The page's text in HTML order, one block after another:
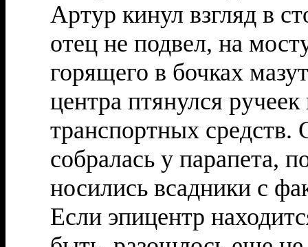
Артур кинул взгляд в
отец не подвел, на
горящего в бочках
центра птянулся
транспортных
собралась у парапета,
носились всадники с
Если эпицентр